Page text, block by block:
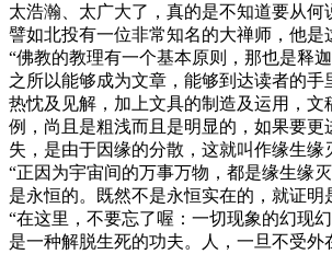
太浩瀚、太广大了，真的是不知道要从
譬如北投有一位非常知名的大禅师，他是
“佛教的教理有一个基本原则，那也是释
之所以能够成为文章，能够到达读者的
热忱及见解，加上文具的制造及运用，
例，尚且是粗浅而且是明显的，如果要
失，是由于因缘的分散，这就叫作缘生缘
“正因为宇宙间的万事万物，都是缘生缘
是永恒的。既然不是永恒实在的，就证
“在这里，不要忘了喔：一切现象的幻现
是一种解脱生死的功夫。人，一旦不受